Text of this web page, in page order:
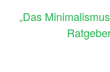
„Das